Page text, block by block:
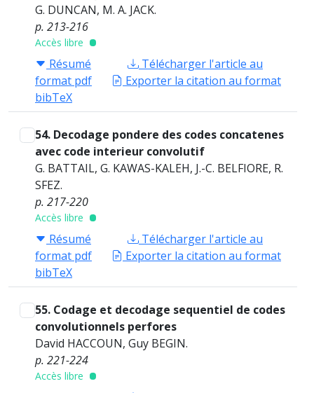
G. DUNCAN, M. A. JACK.
p. 213-216
Accès libre
Résumé
Télécharger l'article au
format pdf
Exporter la citation au format
bibTeX
54. Decodage pondere des codes concatenes
avec code interieur convolutif
G. BATTAIL, G. KAWAS-KALEH, J.-C. BELFIORE, R.
SFEZ.
p. 217-220
Accès libre
Résumé
Télécharger l'article au
format pdf
Exporter la citation au format
bibTeX
55. Codage et decodage sequentiel de codes
convolutionnels perfores
David HACCOUN, Guy BEGIN.
p. 221-224
Accès libre